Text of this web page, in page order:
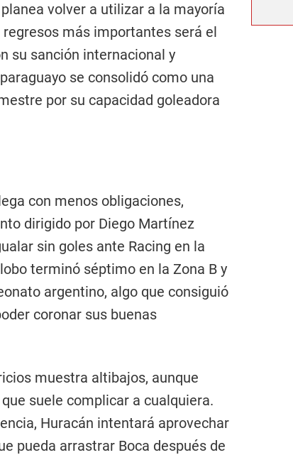
volver a utilizar a la mayoría
más importantes será el
su sanción internacional y
se consolidó como una
por su capacidad goleadora
con menos obligaciones,
dirigido por Diego Martínez
sin goles ante Racing en la
terminó séptimo en la Zona B y
argentino, algo que consiguió
coronar sus buenas
muestra altibajos, aunque
suele complicar a cualquiera.
Huracán intentará aprovechar
pueda arrastrar Boca después de